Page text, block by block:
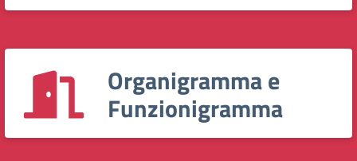
Organigramma e
Funzionigramma